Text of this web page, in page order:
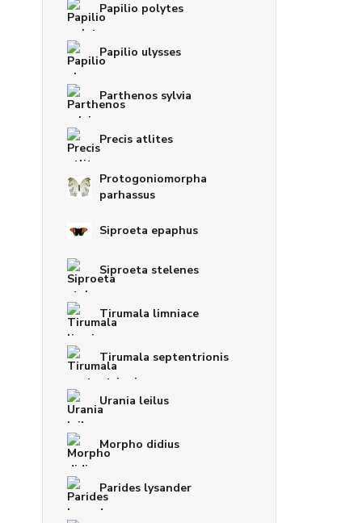
Papilio polytes
Papilio ulysses
Parthenos sylvia
Precis atlites
Protogoniomorpha
parhassus
Siproeta epaphus
Siproeta stelenes
Tirumala limniace
Tirumala septentrionis
Urania leilus
Morpho didius
Parides lysander